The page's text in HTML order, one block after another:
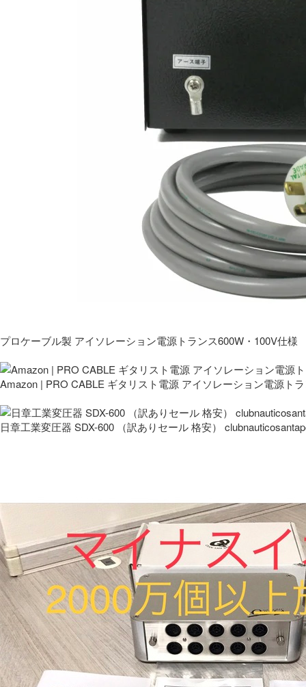
プロケーブル製 アイソレーション電源トランス600W・100V仕様
Amazon | PRO CABLE ギタリスト電源 アイソレーション電源ト
日章工業変圧器 SDX-600 （訳ありセール 格安）